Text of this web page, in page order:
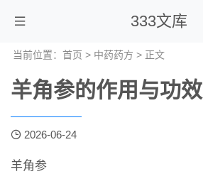
333文库
当前位置： 首页 > 中药药方 > 正文
羊角参的作用与功效
2026-06-24
羊角参